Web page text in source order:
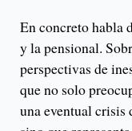
En concreto habla
y la pensional.
perspectivas de
que no solo
una eventual crisis